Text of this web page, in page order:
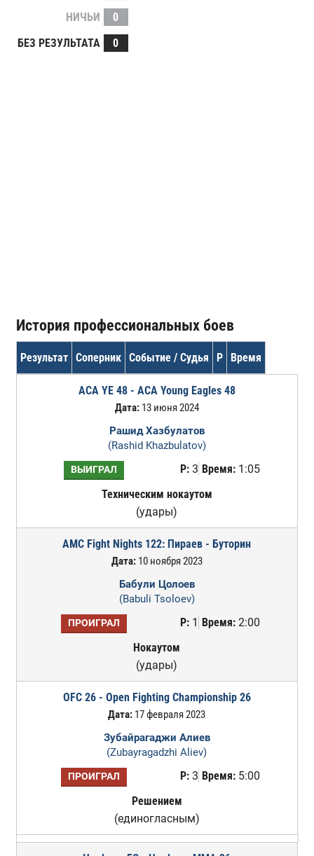
НИЧЬИ
0
БЕЗ РЕЗУЛЬТАТА
0
История профессиональных боев
Результат Соперник Событие / Судья Р Время
ACA YE 48 - ACA Young Eagles 48
Дата:13 июня 2024
Рашид Хазбулатов
(Rashid Khazbulatov)
ВЫИГРАЛ Р:3 Время:1:05
Техническим нокаутом
(удары)
AMC Fight Nights 122: Пираев - Буторин
Дата:10 ноября 2023
Бабули Цолоев
(Babuli Tsoloev)
ПРОИГРАЛ Р:1 Время:2:00
Нокаутом
(удары)
OFC 26 - Open Fighting Championship 26
Дата: 17 февраля 2023
Зубайрагаджи Алиев
(Zubayragadzhi Aliev)
ПРОИГРАЛ Р:3 Время:5:00
Решением
(единогласным)